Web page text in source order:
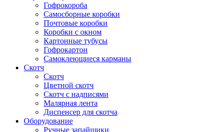
Гофрокороба
Самосборные коробки
Почтовые коробки
Коробки с окном
Картонные тубусы
Гофрокартон
Самоклеющиеся карманы
Скотч
Скотч
Цветной скотч
Скотч с надписями
Малярная лента
Диспенсер для скотча
Оборудование
Ручные запайщики